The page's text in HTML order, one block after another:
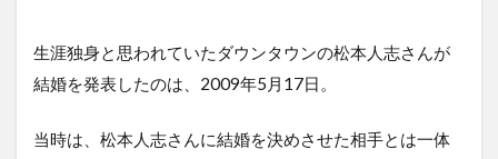
生涯独身と思われていたダウンタウンの松本人志さんが
結婚を発表したのは、2009年5月17日。
当時は、松本人志さんに結婚を決めさせた相手とは一体